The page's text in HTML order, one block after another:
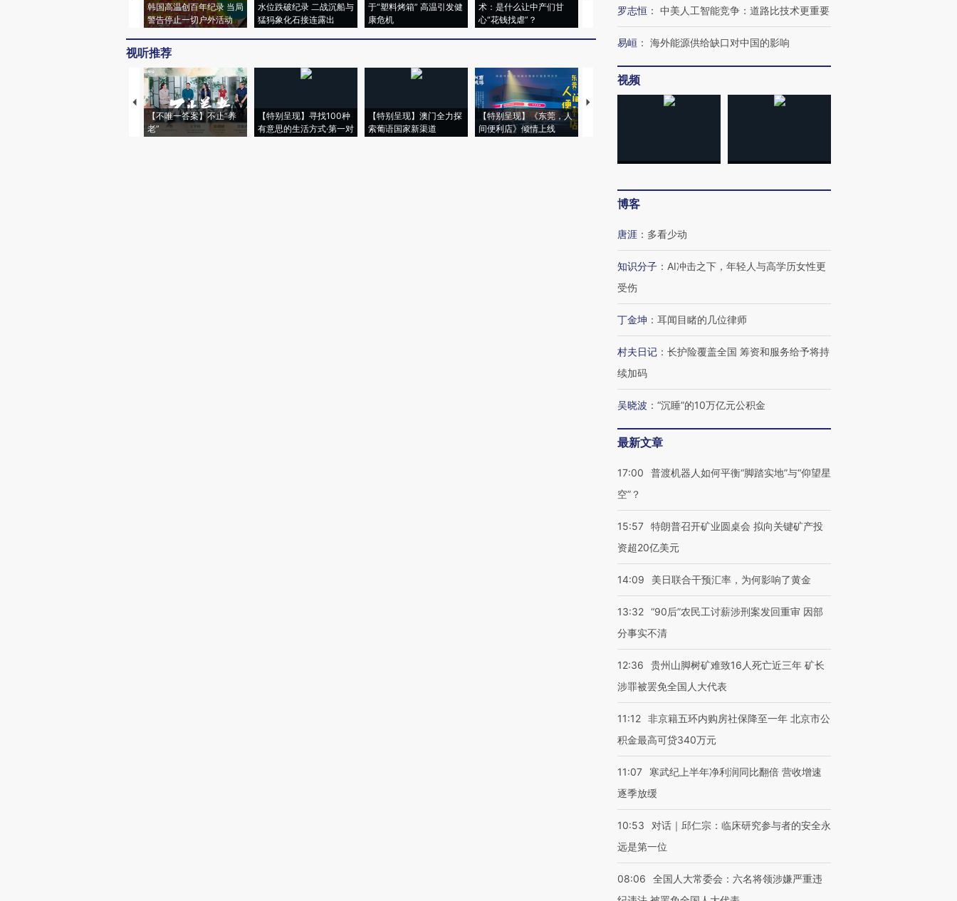
韩国高温创百年纪录 当局
警告停止一切户外活动
水位跌破纪录 二战沉船与
猛犸象化石接连露出
于“塑料烤箱” 高温引发健
康危机
术：是什么让中产们甘
心“花钱找虐”？
粒摇头丸 尿检体内含3种
度Z世代 用街头抗争将教
机”？难民潮撕裂西班牙
视听推荐
【不唯一答案】不止“养
老”
【特别呈现】寻找100种
有意思的生活方式·第一对
【特别呈现】澳门全力探
索葡语国家新渠道
【特别呈现】《东莞，人
间便利店》倾情上线
【推广】走进第四届链博
罗志恒 ： 中美人工智能竞争：道路比技术更重要
易峘 ： 海外能源供给缺口对中国的影响
视频
博客
唐涯 ： 多看少动
知识分子 ： AI冲击之下，年轻人与高学历女性更
受伤
丁金坤 ： 耳闻目睹的几位律师
村夫日记 ： 长护险覆盖全国 筹资和服务给予将持
续加码
吴晓波 ： “沉睡”的10万亿元公积金
最新文章
17:00
普渡机器人如何平衡“脚踏实地”与“仰望星
空”？
15:57 特朗普召开矿业圆桌会 拟向关键矿产投
资超20亿美元
14:09 美日联合干预汇率，为何影响了黄金
13:32 “90后”农民工讨薪涉刑案发回重审 因部
分事实不清
12:36
贵州山脚树矿难致16人死亡近三年 矿长
涉罪被罢免全国人大代表
11:12 非京籍五环内购房社保降至一年 北京市公
积金最高可贷340万元
11:07
寒武纪上半年净利润同比翻倍 营收增速
逐季放缓
10:53
对话｜邱仁宗：临床研究参与者的安全永
远是第一位
08:06
全国人大常委会：六名将领涉嫌严重违